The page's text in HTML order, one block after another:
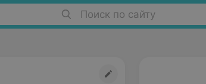
Поиск по сайту